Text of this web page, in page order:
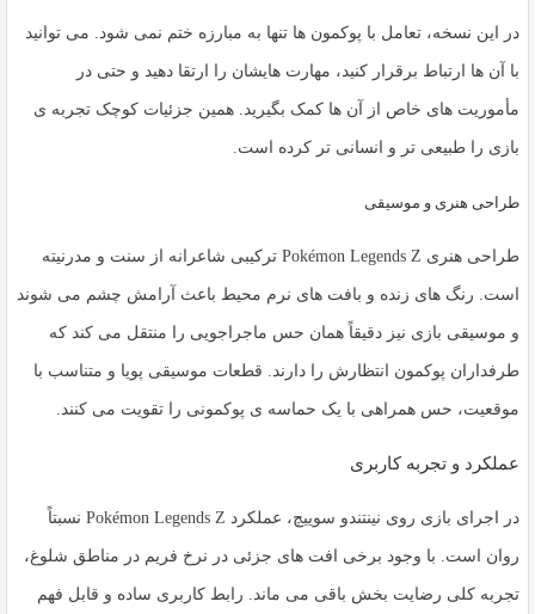
در این نسخه، تعامل با پوکمون ها تنها به مبارزه ختم نمی شود. می توانید
با آن ها ارتباط برقرار کنید، مهارت هایشان را ارتقا دهید و حتی در
مأموریت های خاص از آن ها کمک بگیرید. همین جزئیات کوچک تجربه ی
بازی را طبیعی تر و انسانی تر کرده است.
طراحی هنری و موسیقی
طراحی هنری Pokémon Legends Z ترکیبی شاعرانه از سنت و مدرنیته
است. رنگ های زنده و بافت های نرم محیط باعث آرامش چشم می شوند
و موسیقی بازی نیز دقیقاً همان حس ماجراجویی را منتقل می کند که
طرفداران پوکمون انتظارش را دارند. قطعات موسیقی پویا و متناسب با
موقعیت، حس همراهی با یک حماسه ی پوکمونی را تقویت می کنند.
عملکرد و تجربه کاربری
در اجرای بازی روی نینتندو سوییچ ، عملکرد Pokémon Legends Z نسبتاً
روان است. با وجود برخی افت های جزئی در نرخ فریم در مناطق شلوغ،
تجربه کلی رضایت بخش باقی می ماند. رابط کاربری ساده و قابل فهم